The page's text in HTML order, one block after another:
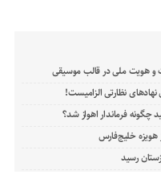
و هویت ملی در قالب موسیقی
نظارتی الزامیست!
فرماندار اهواز شد؟
هویزه خلیج‌فارس